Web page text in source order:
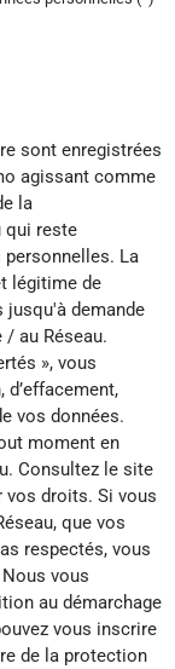
sont enregistrées
agissant comme
la
qui reste
personnelles. La
légitime de
jusqu'à demande
au Réseau.
», vous
vos données.
moment en
Consultez le site
vos droits. Si vous
que vos
respectés, vous
vous
au démarchage
vous inscrire
de la protection